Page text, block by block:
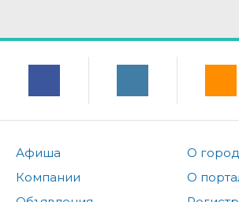
Афиша
Компании
О
О